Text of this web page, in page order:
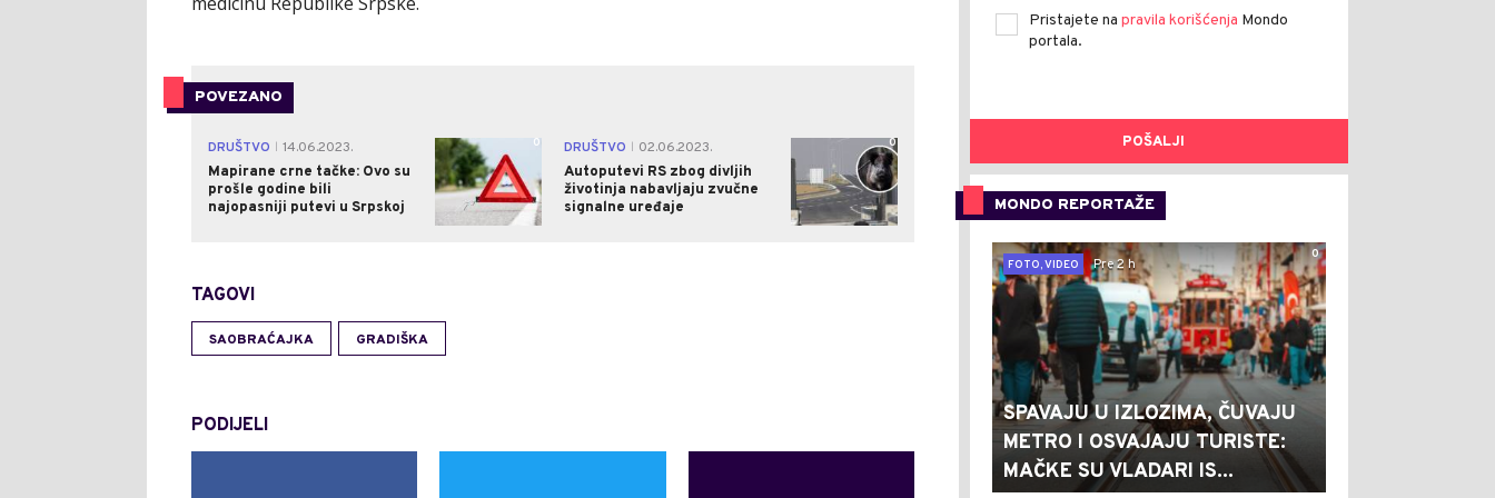
POVEZANO
DRUŠTVO
14.06.2023.
Mapirane crne tačke: Ovo su
prošle godine bili
najopasniji putevi u Srpskoj
0 DRUŠTVO
02.06.2023.
Autoputevi RS zbog divljih
životinja nabavljaju zvučne
signalne uređaje
0
TAGOVI
SAOBRAĆAJKA GRADIŠKA
PODIJELI
Pristajete na pravila korišćenja Mondo
portala.
POŠALJI
MONDO REPORTAŽE
0
FOTO, VIDEO
Pre 2 h
SPAVAJU U IZLOZIMA, ČUVAJU
METRO I OSVAJAJU TURISTE:
MAČKE SU VLADARI IS...